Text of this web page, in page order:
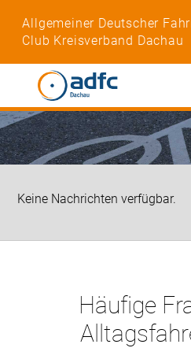
Allgemeiner Deutscher
Club Kreisverband Dachau
Keine Nachrichten verfügbar.
Häufige